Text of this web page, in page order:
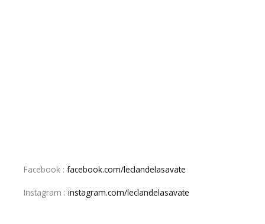
Facebook : facebook.com/leclandelasavate
Instagram : instagram.com/leclandelasavate